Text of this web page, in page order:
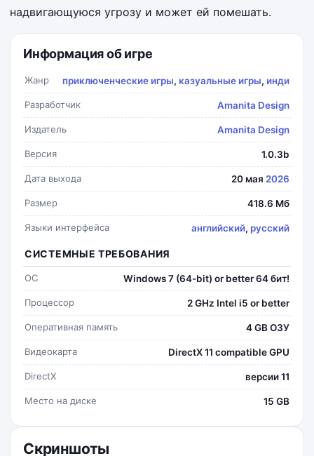
надвигающуюся угрозу и может ей помешать.
Информация об игре
Жанр приключенческие игры, казуальные игры, инди
Разработчик Amanita Design
Издатель Amanita Design
Версия 1.0.3b
Дата выхода 20 мая 2026
Размер 418.6 Мб
Языки интерфейса английский, русский
СИСТЕМНЫЕ ТРЕБОВАНИЯ
ОС Windows 7 (64-bit) or better 64 бит!
Процессор 2 GHz Intel i5 or better
Оперативная память 4 GB ОЗУ
Видеокарта DirectX 11 compatible GPU
DirectX версии 11
Место на диске 15 GB
Скриншоты